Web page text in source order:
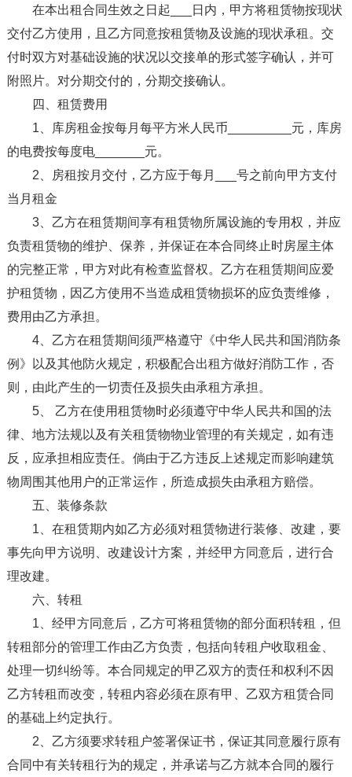
在本出租合同生效之日起___日内，甲方将租赁物按现状
交付乙方使用，且乙方同意按租赁物及设施的现状承租。交
付时双方对基础设施的状况以交接单的形式签字确认，并可
附照片。对分期交付的，分期交接确认。
四、租赁费用
1、库房租金按每月每平方米人民币_________元，库房
的电费按每度电_______元。
2、房租按月交付，乙方应于每月___号之前向甲方支付
当月租金
3、乙方在租赁期间享有租赁物所属设施的专用权，并应
负责租赁物的维护、保养，并保证在本合同终止时房屋主体
的完整正常，甲方对此有检查监督权。乙方在租赁期间应爱
护租赁物，因乙方使用不当造成租赁物损坏的应负责维修，
费用由乙方承担。
4、乙方在租赁期间须严格遵守《中华人民共和国消防条
例》以及其他防火规定，积极配合出租方做好消防工作，否
则，由此产生的一切责任及损失由承租方承担。
5、 乙方在使用租赁物时必须遵守中华人民共和国的法
律、地方法规以及有关租赁物物业管理的有关规定，如有违
反，应承担相应责任。倘由于乙方违反上述规定而影响建筑
物周围其他用户的正常运作，所造成损失由承租方赔偿。
五、装修条款
1、在租赁期内如乙方必须对租赁物进行装修、改建，要
事先向甲方说明、改建设计方案，并经甲方同意后，进行合
理改建。
六、转租
1、经甲方同意后，乙方可将租赁物的部分面积转租，但
转租部分的管理工作由乙方负责，包括向转租户收取租金、
处理一切纠纷等。本合同规定的甲乙双方的责任和权利不因
乙方转租而改变，转租内容必须在原有甲、乙双方租赁合同
的基础上约定执行。
2、乙方须要求转租户签署保证书，保证其同意履行原有
合同中有关转租行为的规定，并承诺与乙方就本合同的履行